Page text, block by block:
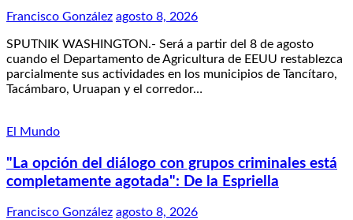
Francisco González agosto 8, 2026
SPUTNIK WASHINGTON.- Será a partir del 8 de agosto
cuando el Departamento de Agricultura de EEUU restablezca
parcialmente sus actividades en los municipios de Tancítaro,
Tacámbaro, Uruapan y el corredor…
El Mundo
"La opción del diálogo con grupos criminales está
completamente agotada": De la Espriella
Francisco González agosto 8, 2026